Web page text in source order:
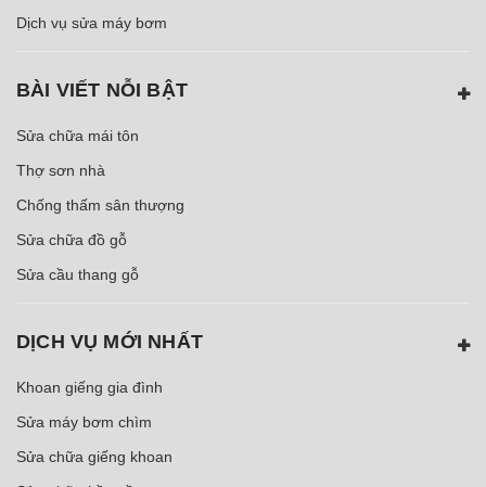
Dịch vụ sửa máy bơm
BÀI VIẾT NỖI BẬT
Sửa chữa mái tôn
Thợ sơn nhà
Chống thấm sân thượng
Sửa chữa đồ gỗ
Sửa cầu thang gỗ
DỊCH VỤ MỚI NHẤT
Khoan giếng gia đình
Sửa máy bơm chìm
Sửa chữa giếng khoan